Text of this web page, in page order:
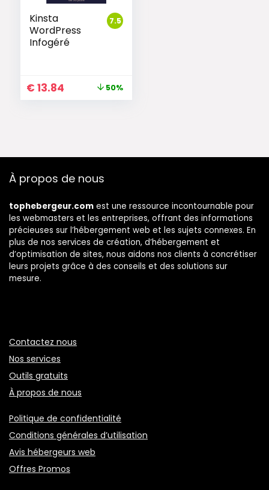
7.5
Kinsta
WordPress
Infogéré
€ 13.84 50%
À propos de nous
tophebergeur.com est une ressource incontournable pour
les webmasters et les entreprises, offrant des informations
précieuses sur l’hébergement web et les sujets connexes. En
plus de nos services de création, d’hébergement et
d’optimisation de sites, nous aidons nos clients à concrétiser
leurs projets grâce à des conseils et des solutions sur
mesure.
Contactez nous
Nos services
Outils gratuits
À propos de nous
Politique de confidentialité
Conditions générales d’utilisation
Avis hébergeurs web
Offres Promos